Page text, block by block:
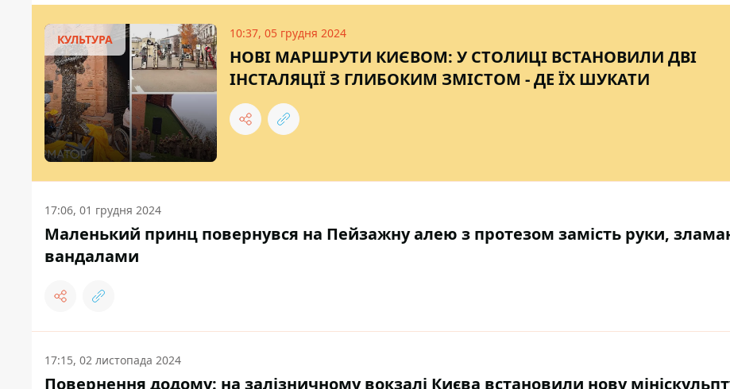
КУЛЬТУРА 10:37, 05 грудня 2024
НОВІ МАРШРУТИ КИЄВОМ: У СТОЛИЦІ ВСТАНОВИЛИ ДВІ
ІНСТАЛЯЦІЇ З ГЛИБОКИМ ЗМІСТОМ - ДЕ ЇХ ШУКАТИ
17:06, 01 грудня 2024
Маленький принц повернувся на Пейзажну алею з протезом замість руки,
вандалами
17:15, 02 листопада 2024
Повернення додому: на залізничному вокзалі Києва встановили нову